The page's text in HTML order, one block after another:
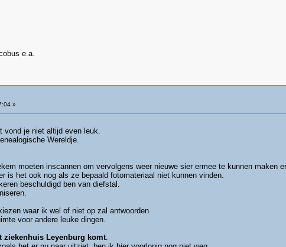
e.a.
»
vond je niet altijd even leuk.
Wereldje.
moeten inscannen om vervolgens weer nieuwe sier ermee te kunnen maken
is het ook nog als ze bepaald fotomateriaal niet kunnen vinden.
beschuldigd ben van diefstal.
waar ik wel of niet op zal antwoorden.
voor andere leuke dingen.
ziekenhuis Leyenburg komt.